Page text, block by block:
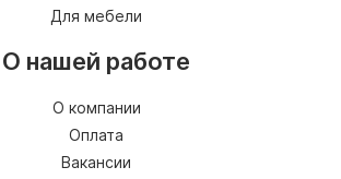
Для мебели
О нашей работе
О компании
Оплата
Вакансии